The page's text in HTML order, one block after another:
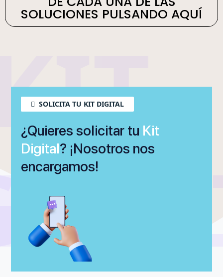
SOLUCIONES PULSANDO AQUÍ
SOLICITA TU KIT DIGITAL
¿Quieres solicitar tu Kit
Digital? ¡Nosotros nos
encargamos!